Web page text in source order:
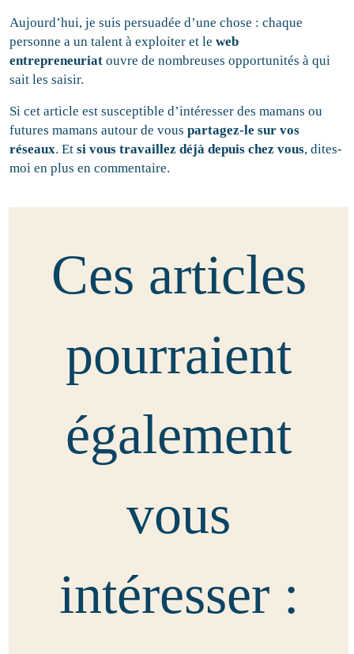
Aujourd’hui, je suis persuadée d’une chose : chaque
personne a un talent à exploiter et leweb
entrepreneuriat ouvre de nombreuses opportunités à qui
sait les saisir.
Si cet article est susceptible d’intéresser des mamans ou
futures mamans autour de vouspartagez-le sur vos
réseaux. Etsi vous travaillez déjà depuis chez vous, dites-
moi en plus en commentaire.
Ces articles
pourraient
également
vous
intéresser :